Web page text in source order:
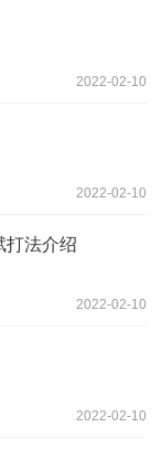
2022-02-10
2022-02-10
打法介绍
2022-02-10
2022-02-10